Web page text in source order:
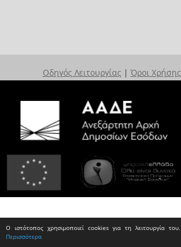
Ο ιστότοπος χρησιμοποιεί cookies για τη λειτουργία του.
Περισσότερα
Οδηγός Λειτουργίας | Όροι Χρήσης